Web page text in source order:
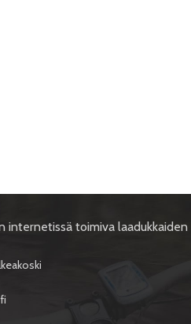
internetissä toimiva laadukkaiden